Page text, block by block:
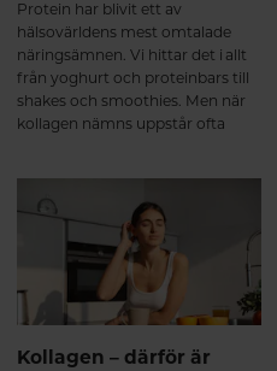
Protein har blivit ett av
hälsovärldens mest omtalade
näringsämnen. Vi hittar det i allt
från yoghurt och proteinbars till
shakes och smoothies. Men när
kollagen nämns uppstår ofta
Kollagen – därför är